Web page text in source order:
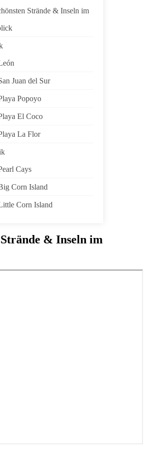
Strände & Inseln im
Juan del Sur
Popoyo
El Coco
La Flor
Cays
Corn Island
Corn Island
& Inseln im